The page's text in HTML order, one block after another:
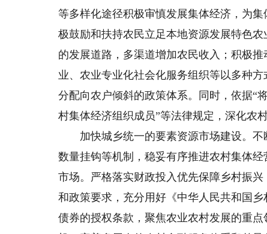
等多样化途径积极审慎发展集体经济，为
极鼓励和扶持农民立足本地资源发展特色
的发展道路，多渠道增加农民收入；积极
业、农业专业化社会化服务组织等以多种
分配向农户倾斜的政策体系。同时，依据“
村集体经济组织成员”等法律规定，深化农
加快城乡统一的要素资源市场建设。不
数量挂钩等机制，稳妥有序推进农村集体
市场。严格落实财政投入优先保障乡村振
和政策要求，充分用好《中华人民共和国
债券的授权条款，聚焦农业农村发展的重